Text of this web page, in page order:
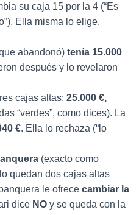
su caja 15 por la 4 (“Es
Ella misma lo elige,
abandonó) tenía 15.000
después y lo revelaron
cajas altas: 25.000 €,
“verdes”, como dices). La
€. Ella lo rechaza (“lo
(exacto como
quedan dos cajas altas
le ofrece cambiar la
dice NO y se queda con la